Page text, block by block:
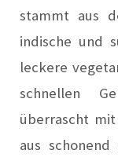
stammt aus
indische und
leckere
schnellen
überrascht
aus